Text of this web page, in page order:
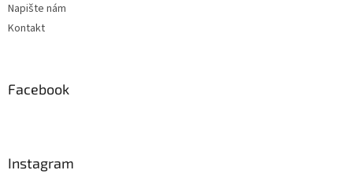
Napište nám
Kontakt
Facebook
Instagram